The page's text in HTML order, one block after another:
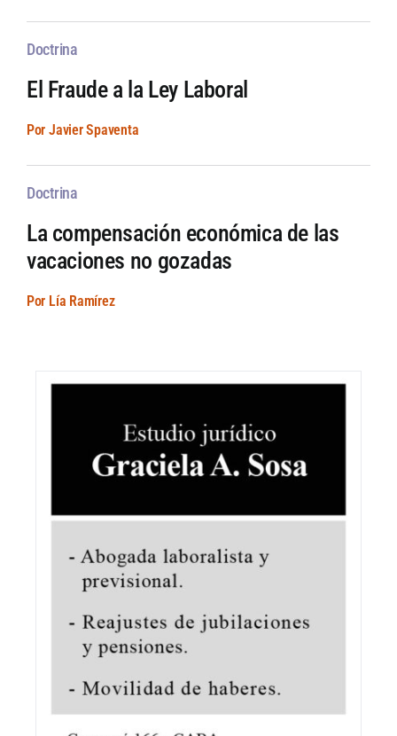
Doctrina
El Fraude a la Ley Laboral
Por Javier Spaventa
Doctrina
La compensación económica de las
vacaciones no gozadas
Por Lía Ramírez